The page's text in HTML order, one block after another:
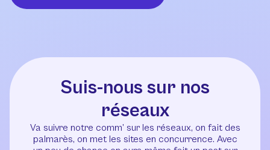
Suis-nous sur nos
réseaux
Va suivre notre comm’ sur les réseaux, on fait des
palmarès, on met les sites en concurrence. Avec